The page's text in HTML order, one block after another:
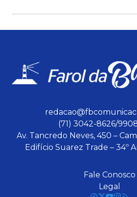
(71) 3042-8626/
Av. Tancredo Neves, 450 –
Edifício Suarez Trade – 34º
Fale Conosco
Legal